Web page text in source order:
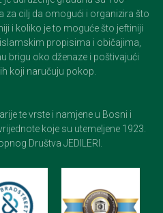
za cilj da omogući i organizira što
i koliko je to moguće što jeftiniji
propisima i običajima,
brigu oko dženaze i poštivajući
koji naručuju pokop.
te vrste i namjene u Bosni i
koje su utemeljene 1923.
Društva JEDILERI.